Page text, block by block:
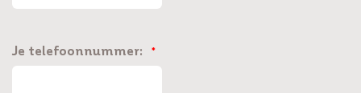
Je telefoonnummer: *